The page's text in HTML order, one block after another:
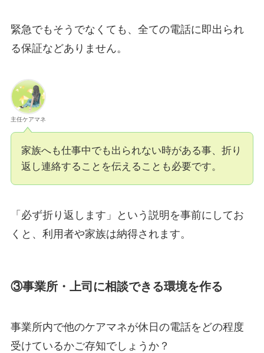
緊急でもそうでなくても、全ての電話に即出られ
る保証などありません。
主任ケアマネ
家族へも仕事中でも出られない時がある事、折り
返し連絡することを伝えることも必要です。
「必ず折り返します」という説明を事前にしてお
くと、利用者や家族は納得されます。
③事業所・上司に相談できる環境を作る
事業所内で他のケアマネが休日の電話をどの程度
受けているかご存知でしょうか？